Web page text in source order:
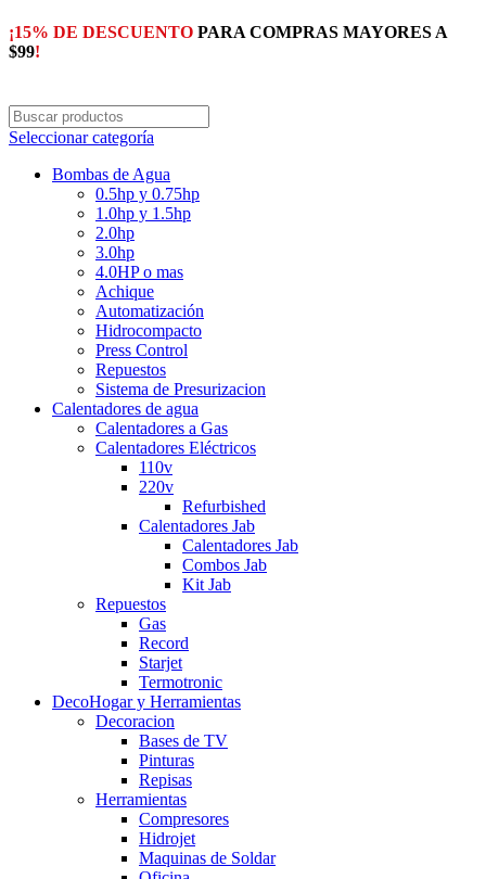
¡15% DE DESCUENTO PARA COMPRAS MAYORES A
$99!
Seleccionar categoría
Bombas de Agua
0.5hp y 0.75hp
1.0hp y 1.5hp
2.0hp
3.0hp
4.0HP o mas
Achique
Automatización
Hidrocompacto
Press Control
Repuestos
Sistema de Presurizacion
Calentadores de agua
Calentadores a Gas
Calentadores Eléctricos
110v
220v
Refurbished
Calentadores Jab
Calentadores Jab
Combos Jab
Kit Jab
Repuestos
Gas
Record
Starjet
Termotronic
DecoHogar y Herramientas
Decoracion
Bases de TV
Pinturas
Repisas
Herramientas
Compresores
Hidrojet
Maquinas de Soldar